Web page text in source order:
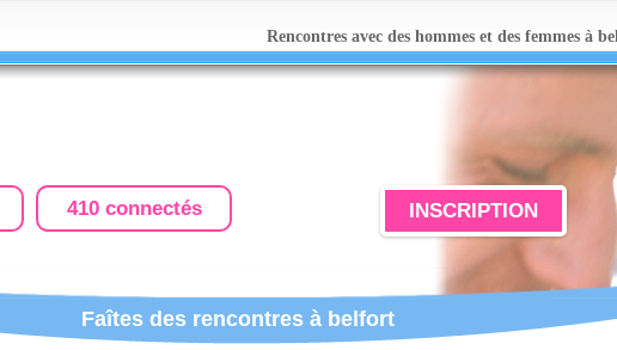
Rencontres avec des hommes et des femmes à
410 connectés INSCRIPTION
Faîtes des rencontres à belfort